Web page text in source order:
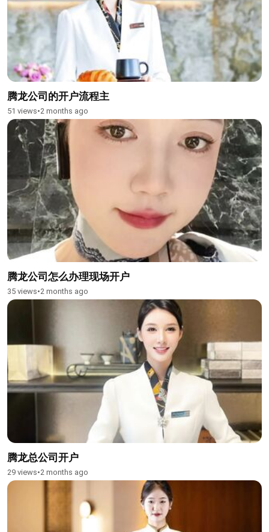
腾龙公司的开户流程主
51 views•2 months ago
腾龙公司怎么办理现场开户
35 views•2 months ago
腾龙总公司开户
29 views•2 months ago